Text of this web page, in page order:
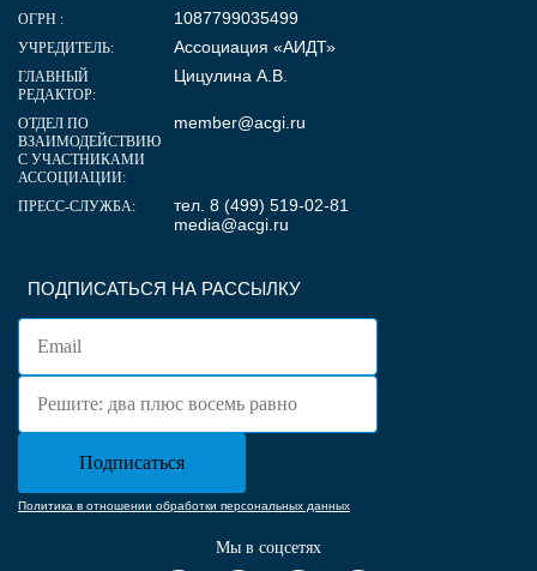
ПОДПИСАТЬСЯ НА РАССЫЛКУ
Политика в отношении обработки персональных данных
Мы в соцсетях
ОГРН : 1087799035499
УЧРЕДИТЕЛЬ: Ассоциация «АИДТ»
ГЛАВНЫЙ
РЕДАКТОР:
Цицулина А.В.
ОТДЕЛ ПО
ВЗАИМОДЕЙСТВИЮ
С УЧАСТНИКАМИ
АССОЦИАЦИИ:
member@acgi.ru
ПРЕСС-СЛУЖБА:
тел. 8 (499) 519-02-81
media@acgi.ru